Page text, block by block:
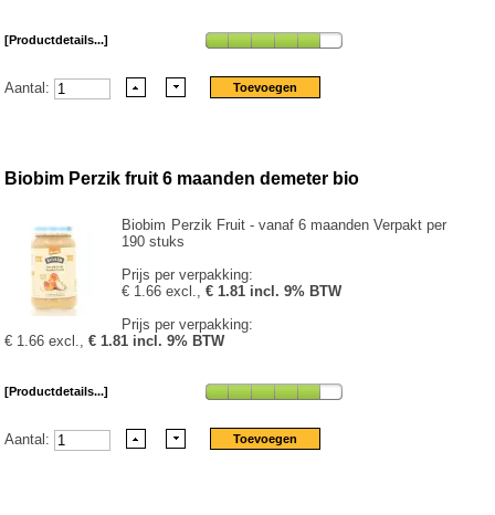
[Productdetails...]
Aantal:
Biobim Perzik fruit 6 maanden demeter bio
Biobim Perzik Fruit - vanaf 6 maanden Verpakt per
190 stuks
Prijs per verpakking:
€ 1.66 excl.,€ 1.81 incl. 9% BTW
Prijs per verpakking:
€ 1.66 excl.,€ 1.81 incl. 9% BTW
[Productdetails...]
Aantal: